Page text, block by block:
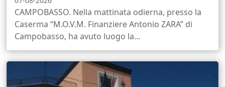
CAMPOBASSO. Nella mattinata odierna, presso la
Caserma “M.O.V.M. Finanziere Antonio ZARA” di
Campobasso, ha avuto luogo la...